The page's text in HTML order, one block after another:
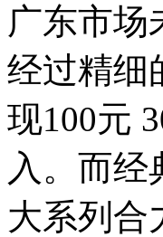
广东市场
经过精细
现100元
入。而经
大系列合